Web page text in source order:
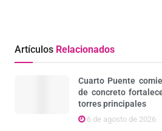
Artículos Relacionados
Cuarto Puente
de concreto
torres principales
6 de agosto de 2026